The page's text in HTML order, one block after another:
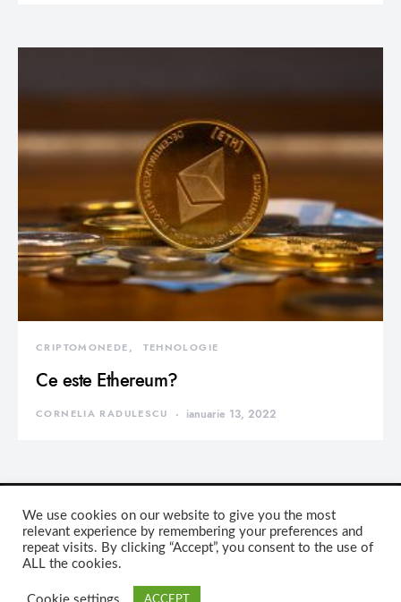
CRIPTOMONEDE TEHNOLOGIE
Ce este Ethereum?
CORNELIA RADULESCU ianuarie 13, 2022
DEVORATOR MONDEN
We use cookies on our website to give you the most
relevant experience by remembering your preferences and
repeat visits. By clicking “Accept”, you consent to the use of
ALL the cookies.
Cookie settings